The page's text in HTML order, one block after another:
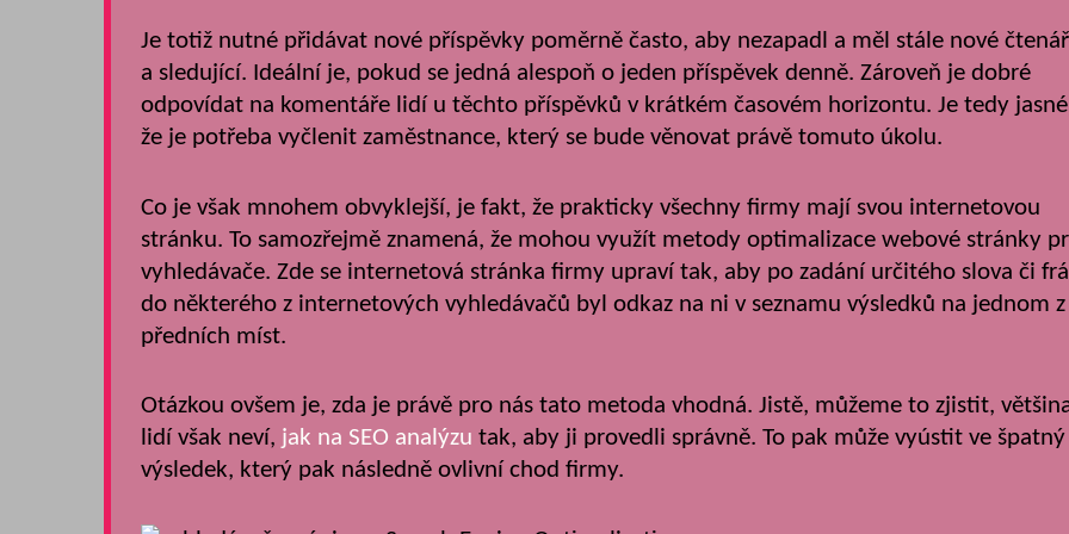
Je totiž nutné přidávat nové příspěvky poměrně často, aby nezapadl a měl stále nové
a sledující. Ideální je, pokud se jedná alespoň o jeden příspěvek denně. Zároveň je dobré
odpovídat na komentáře lidí u těchto příspěvků v krátkém časovém horizontu. Je tedy
že je potřeba vyčlenit zaměstnance, který se bude věnovat právě tomuto úkolu.
Co je však mnohem obvyklejší, je fakt, že prakticky všechny firmy mají svou internetovou
stránku. To samozřejmě znamená, že mohou využít metody optimalizace webové stránky
vyhledávače. Zde se internetová stránka firmy upraví tak, aby po zadání určitého slova či
do některého z internetových vyhledávačů byl odkaz na ni v seznamu výsledků na jednom z
předních míst.
Otázkou ovšem je, zda je právě pro nás tato metoda vhodná. Jistě, můžeme to zjistit,
lidí však neví, jak na SEO analýzu tak, aby ji provedli správně. To pak může vyústit ve špatný
výsledek, který pak následně ovlivní chod firmy.